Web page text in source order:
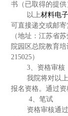
书（已取得的提供
以上材料电
可直接递交或邮
（地址：江苏省
院园区总院教育培
215025）
3、资格审核
我院将对以
报名资格。通过资
4、笔试
资格审核通